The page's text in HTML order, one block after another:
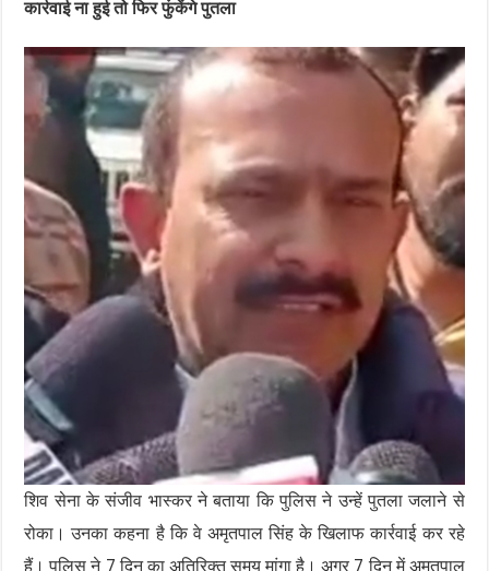
कार्रवाई ना हुई तो फिर फुंकेंगे पुतला
शिव सेना के संजीव भास्कर ने बताया कि पुलिस ने उन्हें पुतला जलाने से
रोका। उनका कहना है कि वे अमृतपाल सिंह के खिलाफ कार्रवाई कर रहे
हैं। पुलिस ने 7 दिन का अतिरिक्त समय मांगा है। अगर 7 दिन में अमृतपाल